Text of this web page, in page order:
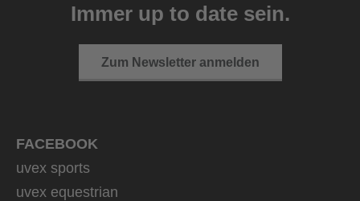
2 FarbvariantenImmer up to date sein.
Zum Newsletter anmelden
FACEBOOK
uvex sports
uvex equestrian